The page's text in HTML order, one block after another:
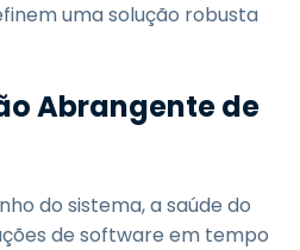
uma solução robusta
Abrangente de
do sistema, a saúde do
de software em tempo